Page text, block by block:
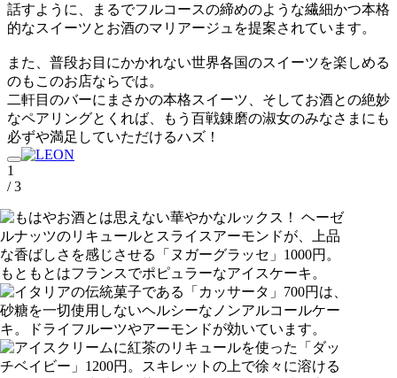
話すように、まるでフルコースの締めのような繊細かつ本格
的なスイーツとお酒のマリアージュを提案されています。
また、普段お目にかかれない世界各国のスイーツを楽しめる
のもこのお店ならでは。
二軒目のバーにまさかの本格スイーツ、そしてお酒との絶妙
なペアリングとくれば、もう百戦錬磨の淑女のみなさまにも
必ずや満足していただけるハズ！
1
/ 3